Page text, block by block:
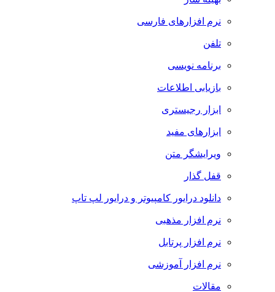
نرم افزارهای فارسی
تلفن
برنامه نویسی
بازیابی اطلاعات
ابزار رجیستری
ابزارهای مفید
ویرایشگر متن
قفل گذار
دانلود درایور کامپیوتر و درایور لپ تاپ
نرم افزار مذهبی
نرم افزار پرتابل
نرم افزار آموزشی
مقالات